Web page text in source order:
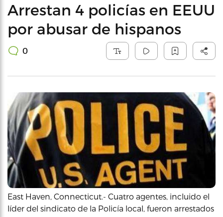
Arrestan 4 policías en EEUU
por abusar de hispanos
0
East Haven, Connecticut.- Cuatro agentes, incluido el
líder del sindicato de la Policía local, fueron arrestados